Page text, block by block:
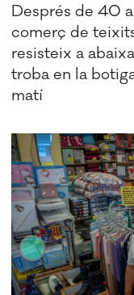
Després de 40
comerç de
resisteix a
troba en la
matí